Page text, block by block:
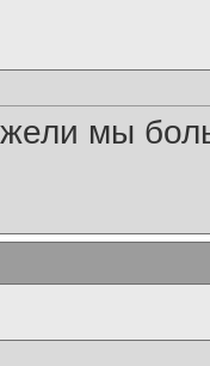
мы